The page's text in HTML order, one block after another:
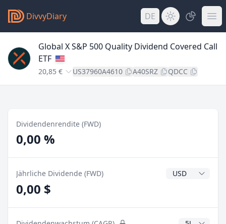
DivvyDiary DE
Global X S&P 500 Quality Dividend Covered Call
ETF
20,85 € US37960A4610 A40SRZ QDCC
Dividendenrendite (FWD)
0,00 %
Jährliche Dividende (FWD)
0,00 $